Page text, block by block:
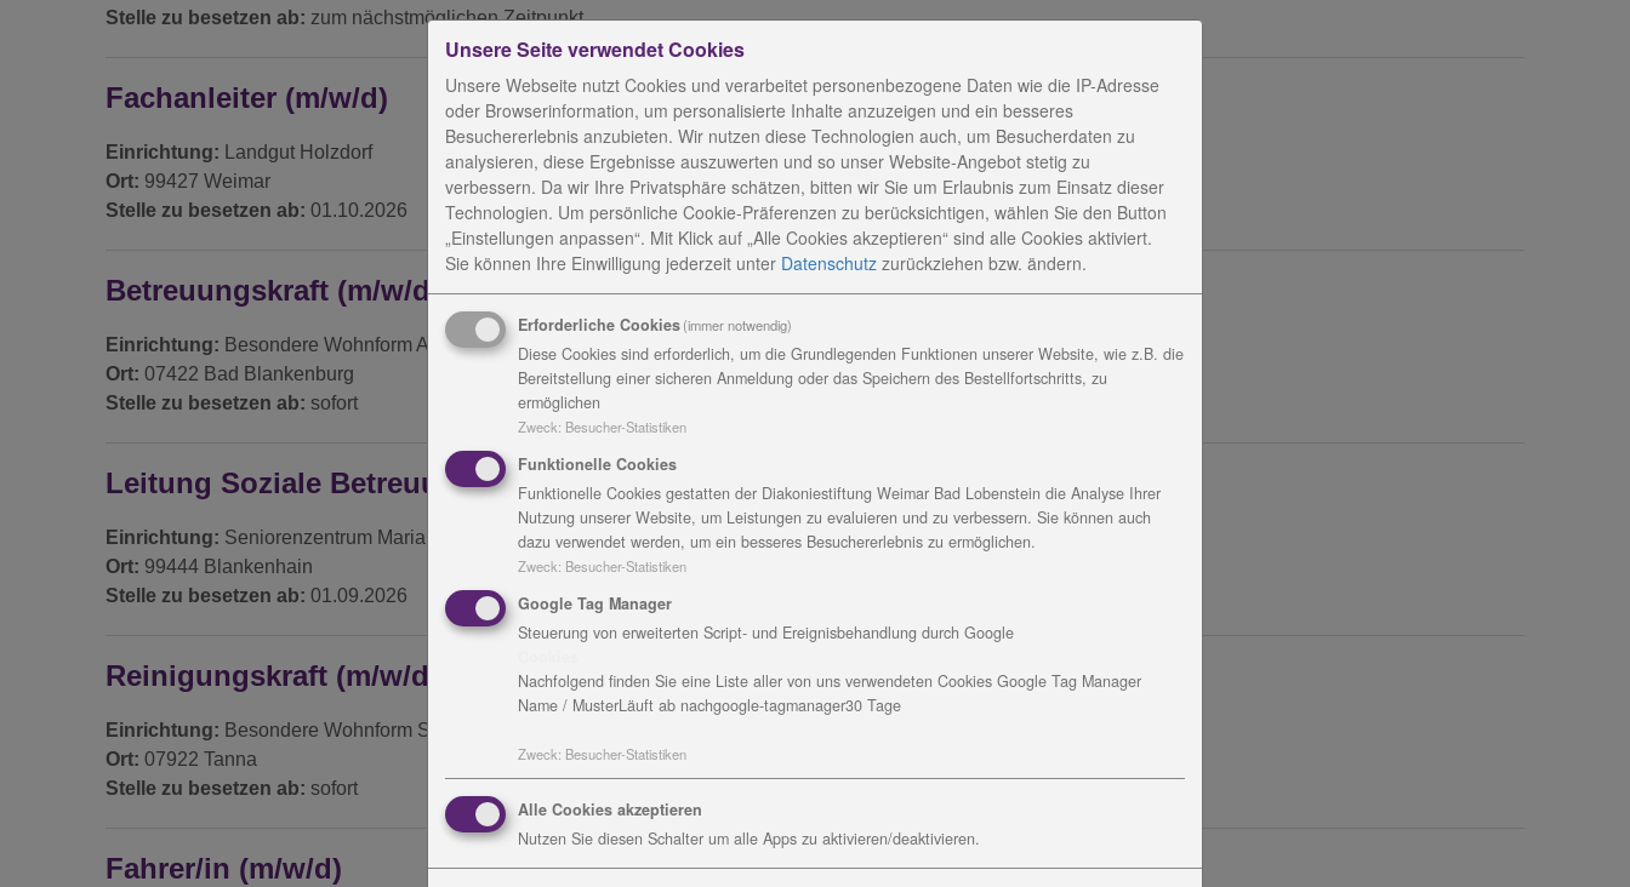
Stelle zu besetzen ab: zum nächstmöglichen Zeitpunkt
Fachanleiter (m/w/d)
Einrichtung: Landgut Holzdorf
Ort: 99427 Weimar
Stelle zu besetzen ab: 01.10.2026
Betreuungskraft (m/w/d)
Einrichtung: Besondere Wohnform Am Anger Bad Blankenburg
Ort: 07422 Bad Blankenburg
Stelle zu besetzen ab: sofort
Leitung Soziale Betreuung (m/w/d)
Einrichtung: Seniorenzentrum Maria Martha
Ort: 99444 Blankenhain
Stelle zu besetzen ab: 01.09.2026
Reinigungskraft (m/w/d)
Einrichtung: Besondere Wohnform Stelzen
Ort: 07922 Tanna
Stelle zu besetzen ab: sofort
Fahrer/in (m/w/d)
Unsere Seite verwendet Cookies
Unsere Webseite nutzt Cookies und verarbeitet personenbezogene Daten wie die IP-Adresse
oder Browserinformation, um personalisierte Inhalte anzuzeigen und ein besseres
Besuchererlebnis anzubieten. Wir nutzen diese Technologien auch, um Besucherdaten zu
analysieren, diese Ergebnisse auszuwerten und so unser Website-Angebot stetig zu
verbessern. Da wir Ihre Privatsphäre schätzen, bitten wir Sie um Erlaubnis zum Einsatz dieser
Technologien. Um persönliche Cookie-Präferenzen zu berücksichtigen, wählen Sie den Button
„Einstellungen anpassen“. Mit Klick auf „Alle Cookies akzeptieren“ sind alle Cookies aktiviert.
Sie können Ihre Einwilligung jederzeit unter Datenschutz zurückziehen bzw. ändern.
Erforderliche Cookies(immer notwendig)
Diese Cookies sind erforderlich, um die Grundlegenden Funktionen unserer Website, wie z.B. die
Bereitstellung einer sicheren Anmeldung oder das Speichern des Bestellfortschritts, zu
ermöglichen
Zweck: Besucher-Statistiken
Funktionelle Cookies
Funktionelle Cookies gestatten der Diakoniestiftung Weimar Bad Lobenstein die Analyse Ihrer
Nutzung unserer Website, um Leistungen zu evaluieren und zu verbessern. Sie können auch
dazu verwendet werden, um ein besseres Besuchererlebnis zu ermöglichen.
Zweck: Besucher-Statistiken
Google Tag Manager
Steuerung von erweiterten Script- und Ereignisbehandlung durch Google
Nachfolgend finden Sie eine Liste aller von uns verwendeten Cookies Google Tag Manager
Name / MusterLäuft ab nachgoogle-tagmanager30 Tage
Zweck: Besucher-Statistiken
Alle Cookies akzeptieren
Nutzen Sie diesen Schalter um alle Apps zu aktivieren/deaktivieren.